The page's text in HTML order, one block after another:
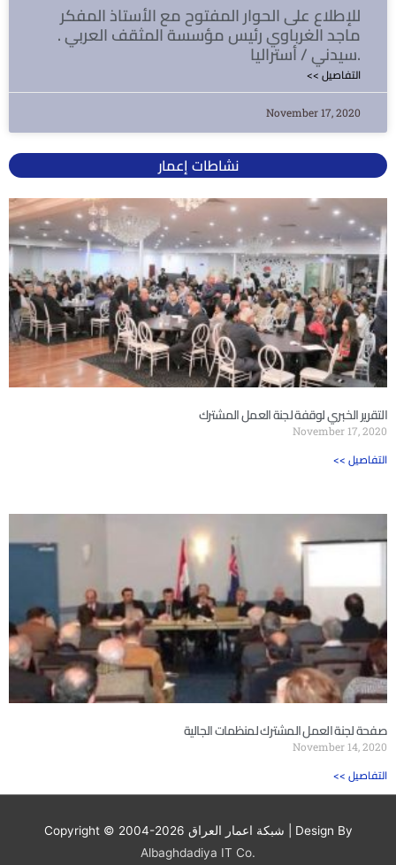
للإطلاع على الحوار المفتوح مع الأستاذ المفكر
ماجد الغرباوي رئيس مؤسسة المثقف العربي .
سيدني / أستراليا.
<< التفاصيل
November 17, 2020
نشاطات إعمار
التقرير الخبري لوقفة لجنة العمل المشترك
November 17, 2020
<< التفاصيل
صفحة لجنة العمل المشترك لمنظمات الجالية
November 14, 2020
<< التفاصيل
Copyright © 2004-2026 شبكة اعمار العراق | Design By
Albaghdadiya IT Co.